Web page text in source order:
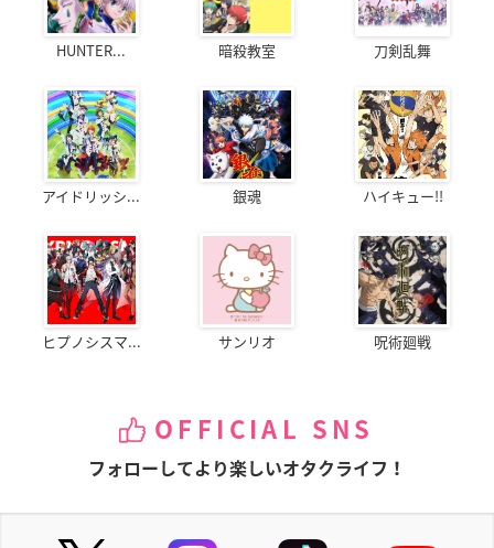
HUNTER... 暗殺教室 刀剣乱舞
アイドリッシ... 銀魂 ハイキュー!!
ヒプノシスマ... サンリオ 呪術廻戦
OFFICIAL SNS
フォローしてより楽しいオタクライフ！